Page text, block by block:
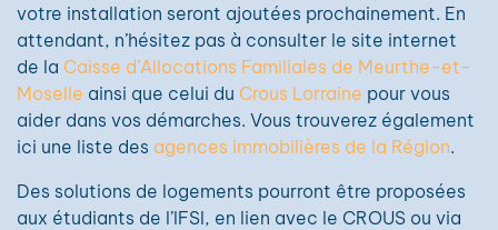
votre installation seront ajoutées prochainement. En
attendant, n’hésitez pas à consulter le site internet
de la Caisse d’Allocations Familiales de Meurthe-et-
Moselle ainsi que celui du Crous Lorraine pour vous
aider dans vos démarches. Vous trouverez également
ici une liste des agences immobilières de la Région.
Des solutions de logements pourront être proposées
aux étudiants de l’IFSI, en lien avec le CROUS ou via